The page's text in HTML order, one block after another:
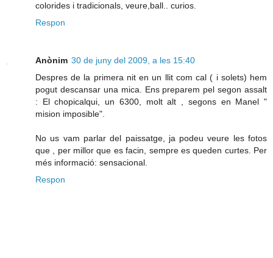
colorides i tradicionals, veure,ball.. curios.
Respon
Anònim 30 de juny del 2009, a les 15:40
Despres de la primera nit en un llit com cal ( i solets) hem
pogut descansar una mica. Ens preparem pel segon assalt
: El chopicalqui, un 6300, molt alt , segons en Manel "
mision imposible".
No us vam parlar del paissatge, ja podeu veure les fotos
que , per millor que es facin, sempre es queden curtes. Per
més informació: sensacional.
Respon